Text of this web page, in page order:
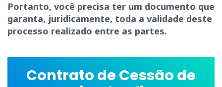
Portanto, você precisa ter um documento que
garanta, juridicamente, toda a validade deste
processo realizado entre as partes.
Contrato de Cessão de